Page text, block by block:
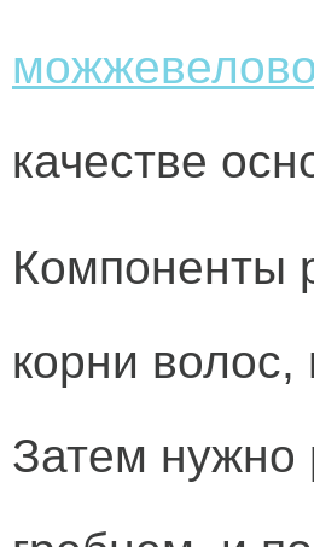
качестве
Компоненты
корни
Затем нужно